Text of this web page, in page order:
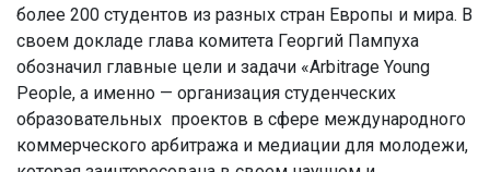
более 200 студентов из разных стран Европы и мира. В
своем докладе глава комитета Георгий Пампуха
обозначил главные цели и задачи «Arbitrage Young
People, а именно — организация студенческих
образовательных проектов в сфере международного
коммерческого арбитража и медиации для молодежи,